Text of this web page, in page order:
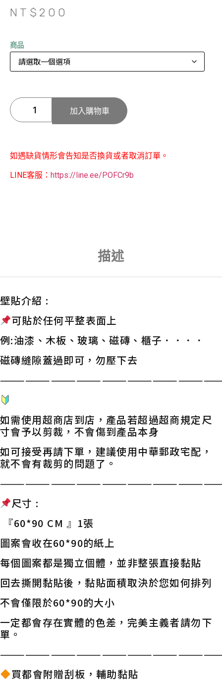
NT$ 200
商品
加入購物車
如遇缺貨情形會告知是否換貨或者取消訂單。
LINE客服： https://line.ee/POFCr9b
描述
壁貼介紹 :
可貼於任何平整表面上
例:油漆、木板、玻璃、磁磚、櫃子．．．．
磁磚縫隙蓋過即可，勿壓下去
如需使用超商店到店，產品若超過超商規定尺
寸會予以剪裁，不會傷到產品本身
如可接受再請下單，建議使用中華郵政宅配，
就不會有裁剪的問題了。
尺寸 :
『60*90 CM 』1張
圖案會收在60*90的紙上
每個圖案都是獨立個體，並非整張直接黏貼
回去撕開黏貼後，黏貼面積取決於您如何排列
不會僅限於60*90的大小
一定都會存在實體的色差，完美主義者請勿下
單。
買都會附贈刮板，輔助黏貼